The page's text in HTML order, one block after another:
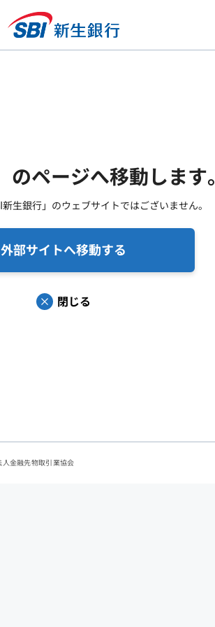
のページへ移動します。
生銀行」のウェブサイトではございません。
外部サイトへ移動する
閉じる
金融先物取引業協会